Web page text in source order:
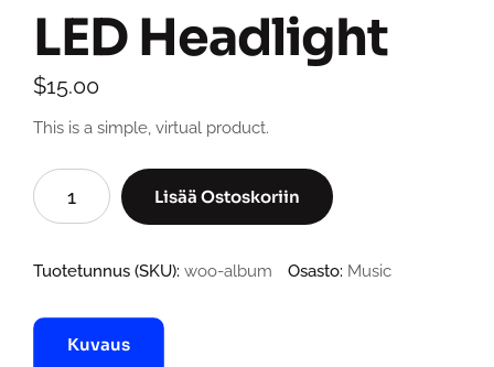
LED Headlight
$15.00
This is a simple, virtual product.
LED
Headlight
Lisää Ostoskoriin
Tuotetunnus (SKU): woo-album Osasto: Music
Kuvaus